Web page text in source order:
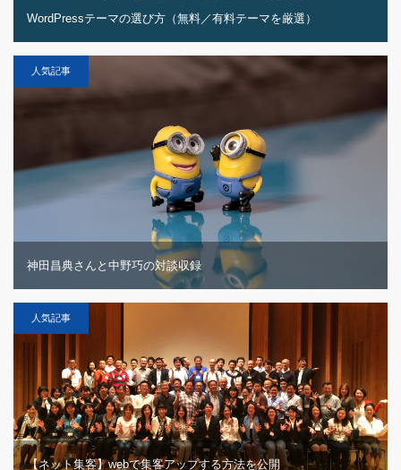
WordPressテーマの選び方（無料／有料テーマを厳選）
人気記事
神田昌典さんと中野巧の対談収録
人気記事
【ネット集客】webで集客アップする方法を公開